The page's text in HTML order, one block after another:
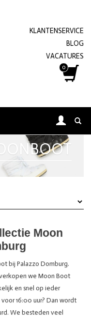
KLANTENSERVICE
BLOG
VACATURES
0
Moon
bij Palazzo Domburg.
we Moon Boot
en snel op ieder
16:00 uur? Dan wordt
We besteden veel